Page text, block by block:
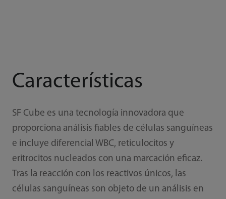
Características
SF Cube es una tecnología innovadora que
proporciona análisis fiables de células sanguíneas
e incluye diferencial WBC, reticulocitos y
eritrocitos nucleados con una marcación eficaz.
Tras la reacción con los reactivos únicos, las
células sanguíneas son objeto de un análisis en